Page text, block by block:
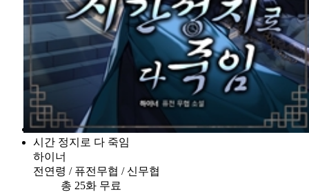
시간 정지로 다 죽임
하이너
전연령 / 퓨전무협 / 신무협
총 25화 무료